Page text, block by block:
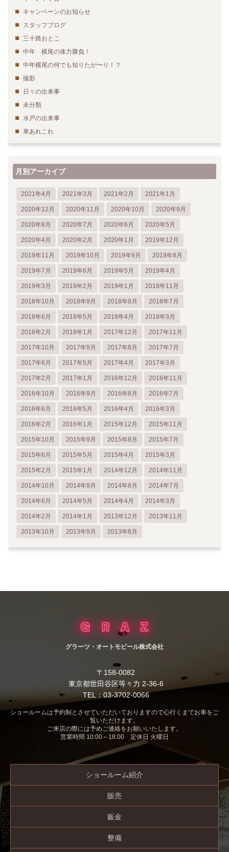
キャンペーンのお知らせ
スタッフブログ
三十路おとこ
中年 横尾の体力勝負！
中年横尾の何でも知りたが〜り！？
撮影
日々の出来事
未分類
水戸の出来事
車あれこれ
月別アーカイブ
2021年4月 2021年3月 2021年2月 2021年1月
2020年12月 2020年11月 2020年10月 2020年9月
2020年8月 2020年7月 2020年6月 2020年5月
2020年4月 2020年2月 2020年1月 2019年12月
2019年11月 2019年10月 2019年9月 2019年8月
2019年7月 2019年6月 2019年5月 2019年4月
2019年3月 2019年2月 2019年1月 2018年11月
2018年10月 2018年9月 2018年8月 2018年7月
2018年6月 2018年5月 2018年4月 2018年3月
2018年2月 2018年1月 2017年12月 2017年11月
2017年10月 2017年9月 2017年8月 2017年7月
2017年6月 2017年5月 2017年4月 2017年3月
2017年2月 2017年1月 2016年12月 2016年11月
2016年10月 2016年9月 2016年8月 2016年7月
2016年6月 2016年5月 2016年4月 2016年3月
2016年2月 2016年1月 2015年12月 2015年11月
2015年10月 2015年9月 2015年8月 2015年7月
2015年6月 2015年5月 2015年4月 2015年3月
2015年2月 2015年1月 2014年12月 2014年11月
2014年10月 2014年9月 2014年8月 2014年7月
2014年6月 2014年5月 2014年4月 2014年3月
2014年2月 2014年1月 2013年12月 2013年11月
2013年10月 2013年9月 2013年8月
グラーツ・オートモビール株式会社
〒158-0082
東京都世田谷区等々力 2-36-6
TEL：03-3702-0066
ショールームは予約制とさせていただいておりますので心行くまでお車をご
覧いただけます。
ご来店の際には予めご連絡をお願いいたします。
営業時間 10:00～18:00 定休日 火曜日
ショールーム紹介
販売
鈑金
整備